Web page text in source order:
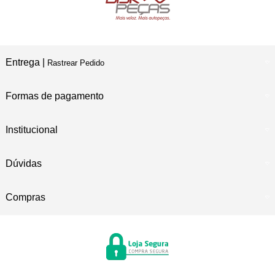
Entrega | Rastrear Pedido
Formas de pagamento
Institucional
Dúvidas
Compras